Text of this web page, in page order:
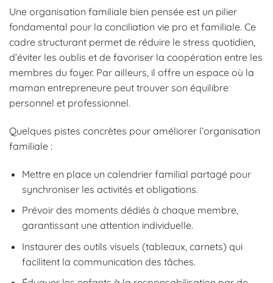
Une organisation familiale bien pensée est un pilier
fondamental pour la conciliation vie pro et familiale. Ce
cadre structurant permet de réduire le stress quotidien,
d’éviter les oublis et de favoriser la coopération entre les
membres du foyer. Par ailleurs, il offre un espace où la
maman entrepreneure peut trouver son équilibre
personnel et professionnel.
Quelques pistes concrètes pour améliorer l’organisation
familiale :
Mettre en place un calendrier familial partagé pour
synchroniser les activités et obligations.
Prévoir des moments dédiés à chaque membre,
garantissant une attention individuelle.
Instaurer des outils visuels (tableaux, carnets) qui
facilitent la communication des tâches.